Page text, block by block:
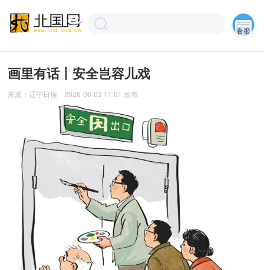
画里有话丨安全岂容儿戏
来源：辽宁日报 2026-06-03 11:01 发布